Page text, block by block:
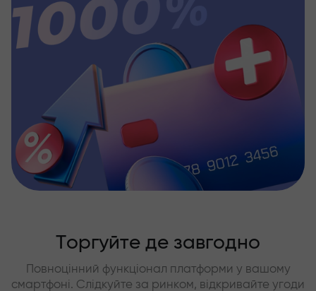
Торгуйте де завгодно
Повноцінний функціонал платформи у вашому
смартфоні. Слідкуйте за ринком, відкривайте угоди